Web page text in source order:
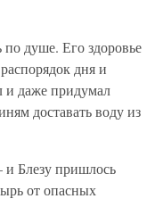
душе. Его здоровье
дня и
даже придумал
доставать воду из
Блезу пришлось
от опасных